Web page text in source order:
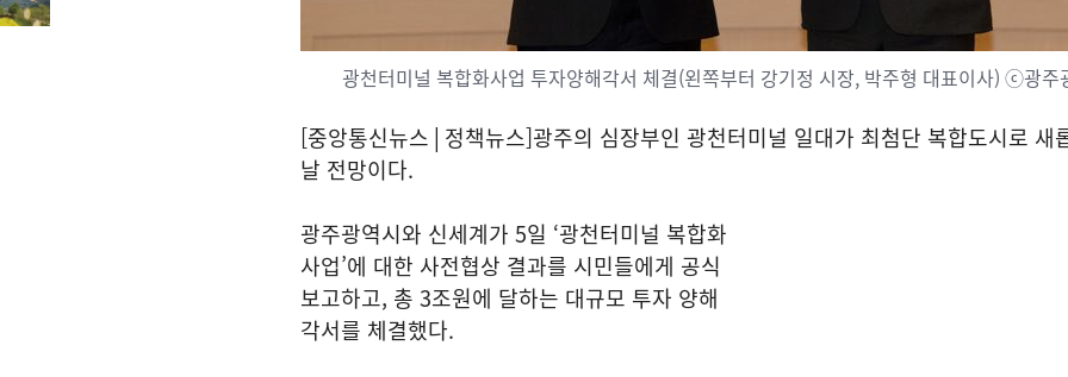
광천터미널 복합화사업 투자양해각서 체결(왼쪽부터 강기정 시장, 박주형 대표이사) ⓒ광주
[중앙통신뉴스│정책뉴스]광주의 심장부인 광천터미널 일대가 최첨단 복합도시로 새
날 전망이다.
광주광역시와 신세계가 5일 ‘광천터미널 복합화
사업’에 대한 사전협상 결과를 시민들에게 공식
보고하고, 총 3조원에 달하는 대규모 투자 양해
각서를 체결했다.